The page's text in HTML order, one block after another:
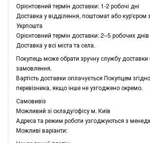
Орієнтовний термін доставки: 1-2 робочі дні
Доставка у відділення, поштомат або кур'єром
Укрпошта
Орієнтовний термін доставки: 2–5 робочих днів
Доставка у всі міста та села.
Покупець може обрати зручну службу
замовлення.
Вартість доставки оплачується Покупцем
перевізника, якщо інше не узгоджено окремо.
Самовивіз
Можливий зі складу/офісу м. Київ
Адреса та режим роботи узгоджуються з
Можливі варіанти: